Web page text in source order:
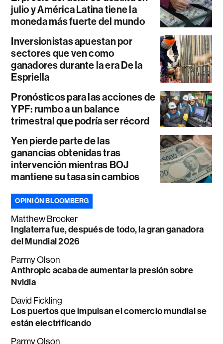
julio y América Latina tiene la
moneda más fuerte del mundo
Inversionistas apuestan por
sectores que ven como
ganadores durante la era De la
Espriella
Pronósticos para las acciones de
YPF: rumbo a un balance
trimestral que podría ser récord
Yen pierde parte de las
ganancias obtenidas tras
intervención mientras BOJ
mantiene su tasa sin cambios
OPINIÓN BLOOMBERG
Matthew Brooker
Inglaterra fue, después de todo, la gran ganadora
del Mundial 2026
Parmy Olson
Anthropic acaba de aumentar la presión sobre
Nvidia
David Fickling
Los puertos que impulsan el comercio mundial se
están electrificando
Parmy Olson